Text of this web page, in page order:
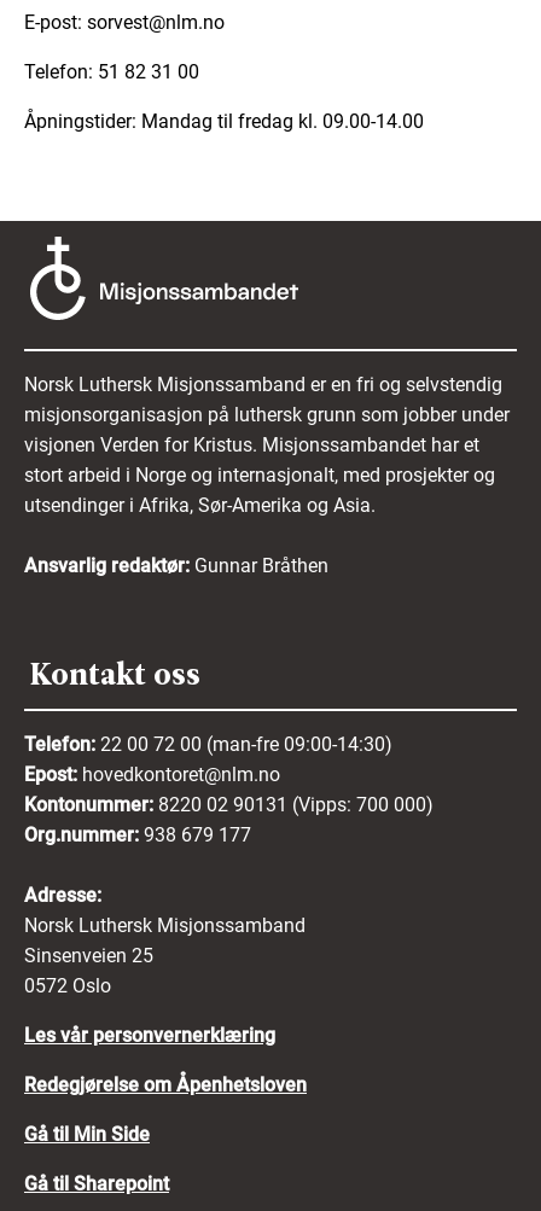
E-post: sorvest@nlm.no
Telefon: 51 82 31 00
Åpningstider: Mandag til fredag kl. 09.00-14.00
Norsk Luthersk Misjonssamband er en fri og selvstendig
misjonsorganisasjon på luthersk grunn som jobber under
visjonen Verden for Kristus. Misjonssambandet har et
stort arbeid i Norge og internasjonalt, med prosjekter og
utsendinger i Afrika, Sør-Amerika og Asia.
Ansvarlig redaktør: Gunnar Bråthen
Kontakt oss
Telefon: 22 00 72 00 (man-fre 09:00-14:30)
Epost: hovedkontoret@nlm.no
Kontonummer: 8220 02 90131 (Vipps: 700 000)
Org.nummer: 938 679 177
Adresse:
Norsk Luthersk Misjonssamband
Sinsenveien 25
0572 Oslo
Les vår personvernerklæring
Redegjørelse om Åpenhetsloven
Gå til Min Side
Gå til Sharepoint